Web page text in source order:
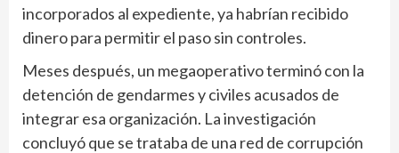
incorporados al expediente, ya habrían recibido
dinero para permitir el paso sin controles.
Meses después, un megaoperativo terminó con la
detención de gendarmes y civiles acusados de
integrar esa organización. La investigación
concluyó que se trataba de una red de corrupción